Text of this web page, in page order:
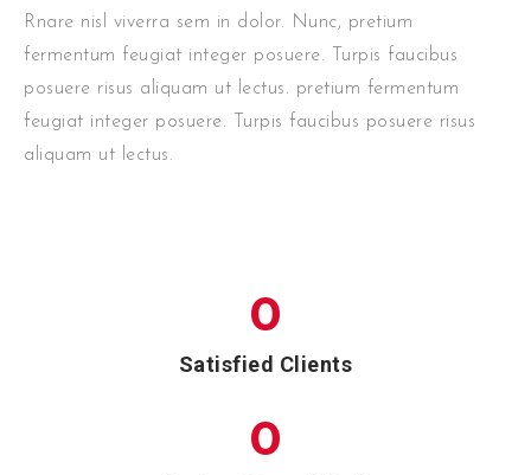
Rnare nisl viverra sem in dolor. Nunc, pretium
fermentum feugiat integer posuere. Turpis faucibus
posuere risus aliquam ut lectus. pretium fermentum
feugiat integer posuere. Turpis faucibus posuere risus
aliquam ut lectus.
0
Satisfied Clients
0